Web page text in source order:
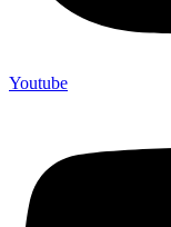
Youtube